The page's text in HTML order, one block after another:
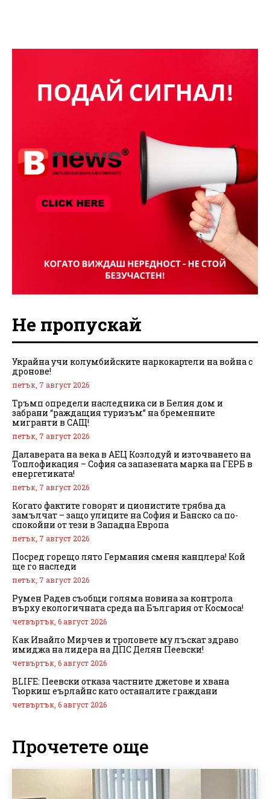
Не пропускай
Украйна учи колумбийските наркокартели на война с
дронове!
петък, 7 август 2026
Тръмп определи наследника си в Белия дом и
забрани “раждащия туризъм” на бременните
мигранти в САЩ!
петък, 7 август 2026
Далаверата на века в АЕЦ Козлодуй и източването на
Топлофикация – София са запазената марка на ГЕРБ в
енергетиката!
петък, 7 август 2026
Когато фактите говорят и ционистите трябва да
замълчат – защо улиците на София и Банско са по-
спокойни от тези в Западна Европа
петък, 7 август 2026
Посред горещо лято Германия сменя канцлера! Кой
ще го наследи
петък, 7 август 2026
Румен Радев съобщи голяма новина за контрола
върху екологичната среда на България от Космоса!
четвъртък, 6 август 2026
Как Ивайло Мирчев и троловете му лъскат здраво
имиджа на лидера на ДПС Делян Пеевски!
четвъртък, 6 август 2026
BLIFE: Пеевски отказа частните джетове и хвана
Тюркиш еърлайнс като останалите граждани
четвъртък, 6 август 2026
Прочетете още